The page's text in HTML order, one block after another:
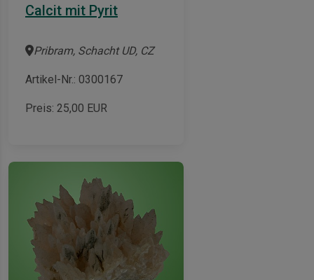
Calcit mit Pyrit
Pribram, Schacht UD, CZ
Artikel-Nr.: 0300167
Preis: 25,00 EUR